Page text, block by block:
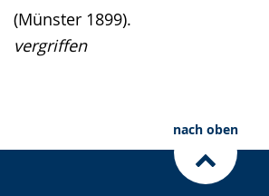
(Münster 1899).
vergriffen
nach oben